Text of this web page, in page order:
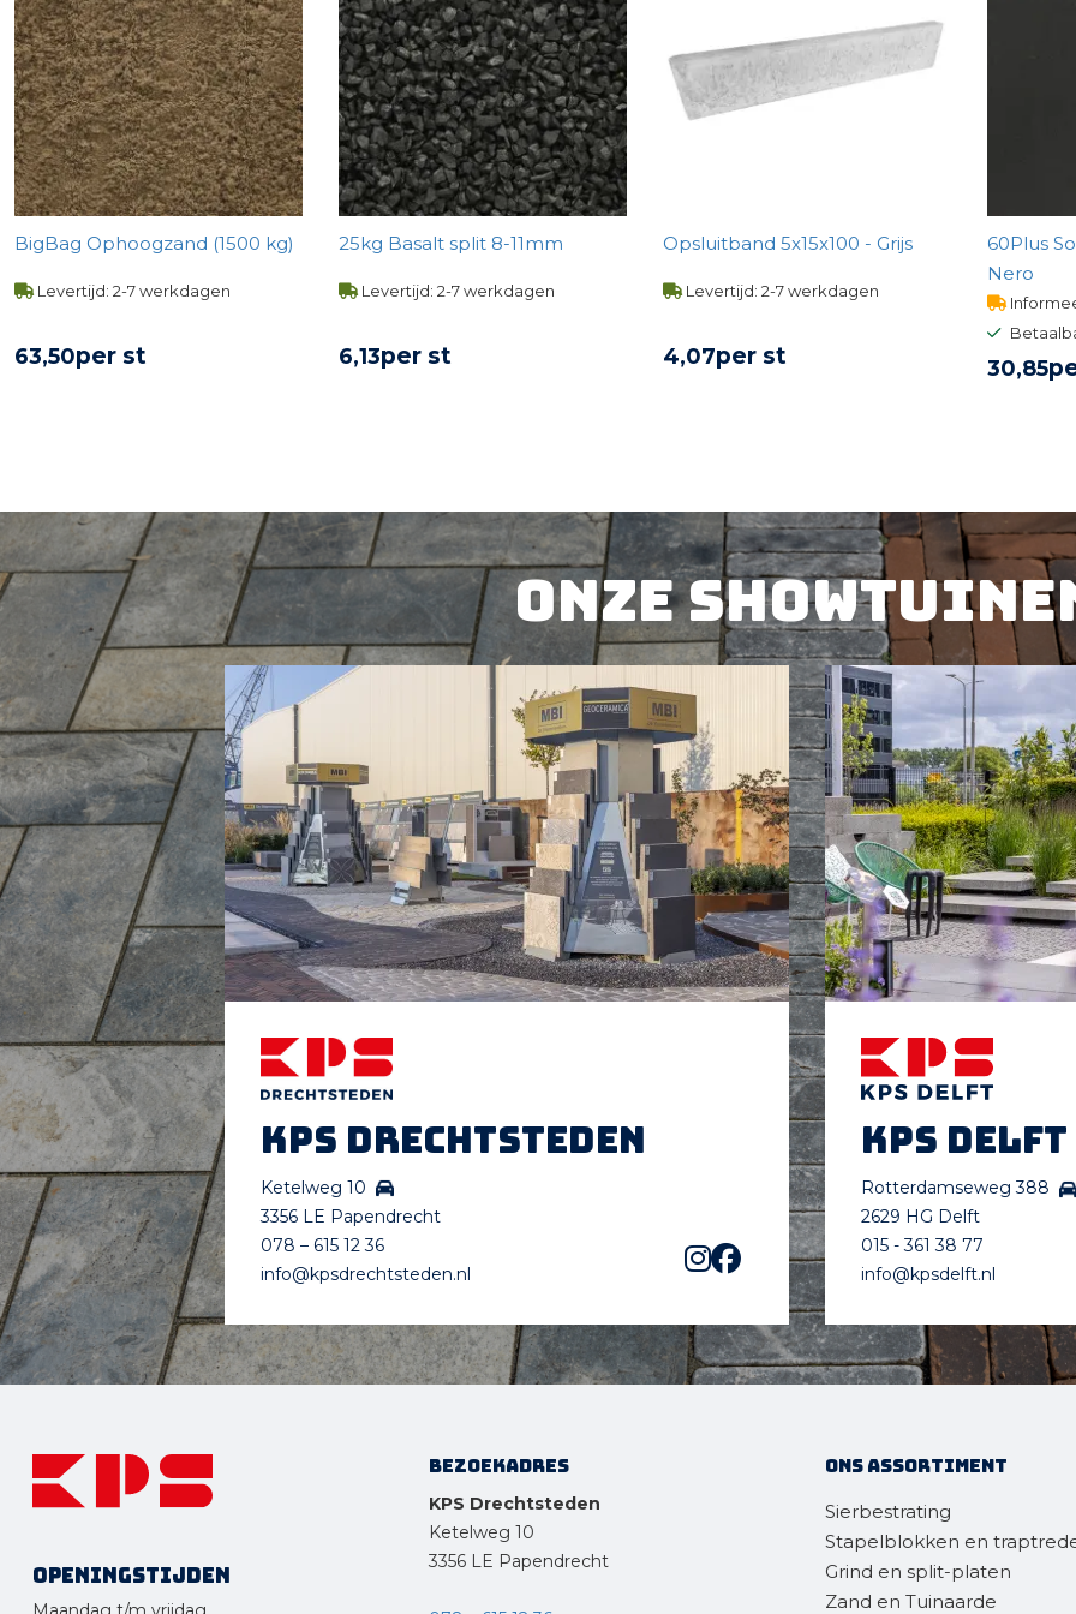
BigBag Ophoogzand (1500 kg)
Levertijd: 2-7 werkdagen
63,50per st
25kg Basalt split 8-11mm
Levertijd: 2-7 werkdagen
6,13per st
Opsluitband 5x15x100 - Grijs
Levertijd: 2-7 werkdagen
4,07per st
60Plus
Nero
30,85
Onze
KPS Drechtsteden
Ketelweg 10
3356 LE Papendrecht
078 – 615 12 36
info@kpsdrechtsteden.nl
KPS Delft
Rotterdamseweg 388
2629 HG Delft
015 - 361 38 77
info@kpsdelft.nl
Openingstijden
Bezoekadres
KPS Drechtsteden
Ketelweg 10
3356 LE Papendrecht
Ons assortiment
Sierbestrating
Stapelblokken en
Grind en split-platen
Zand en Tuinaarde